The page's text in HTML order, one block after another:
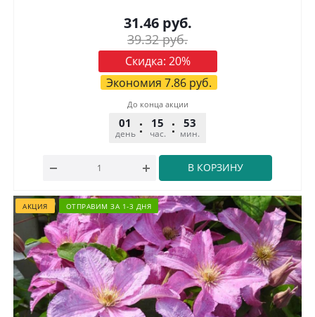
31.46руб.
39.32руб.
Скидка: 20%
Экономия 7.86руб.
В КОРЗИНУ
До конца акции
01
день
15
час.
53
мин.
АКЦИЯ ОТПРАВИМ ЗА 1-3 ДНЯ